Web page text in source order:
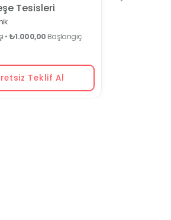
Tesisleri
•₺1.000,00 Başlangıç
Teklif Al